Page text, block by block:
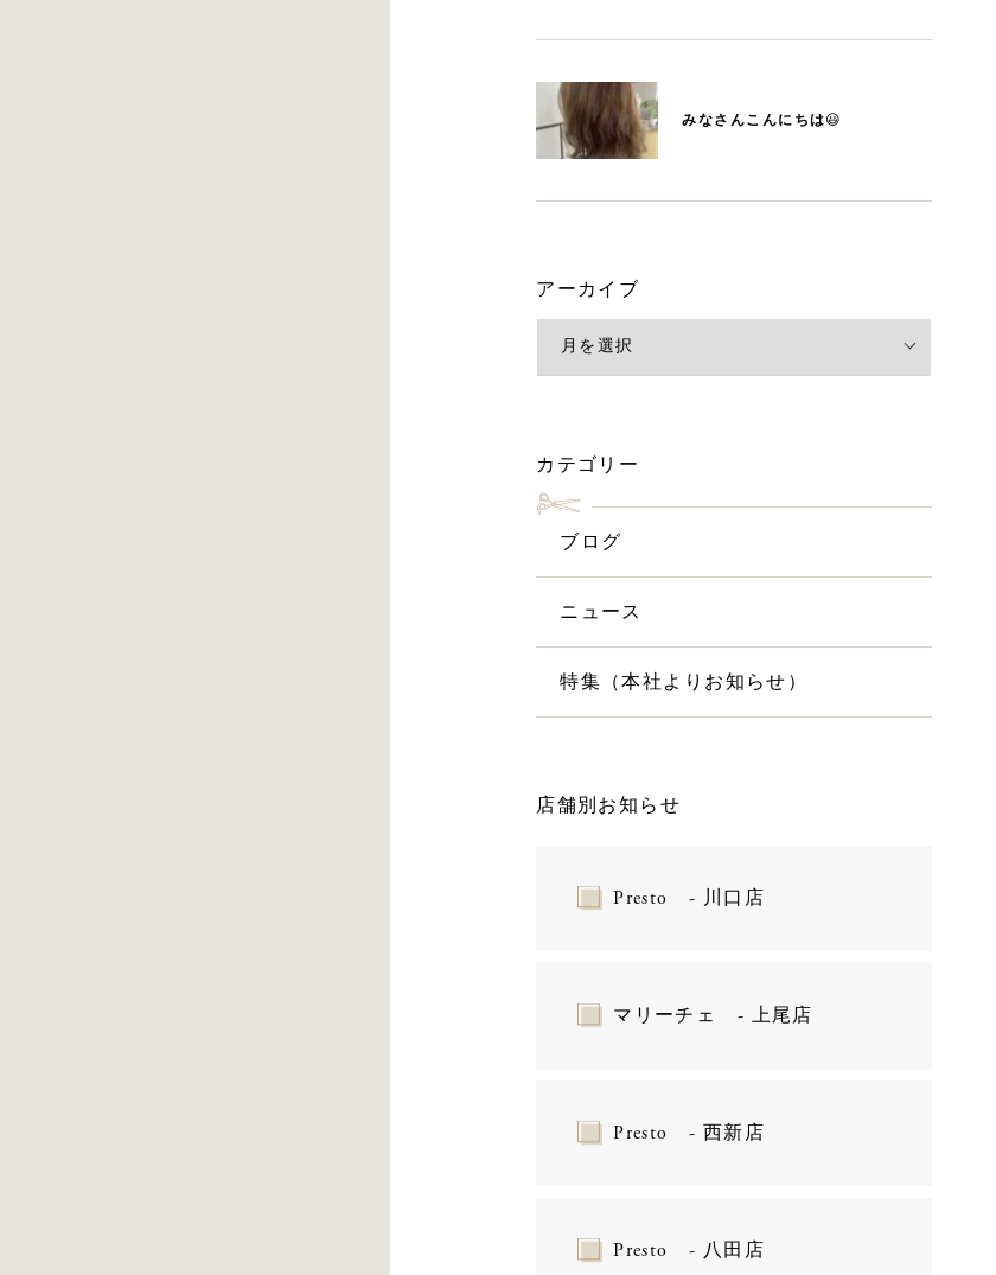
みなさんこんにちは😃
アーカイブ
カテゴリー
ブログ
ニュース
特集（本社よりお知らせ）
店舗別お知らせ
Presto - 川口店
マリーチェ - 上尾店
Presto - 西新店
Presto - 八田店